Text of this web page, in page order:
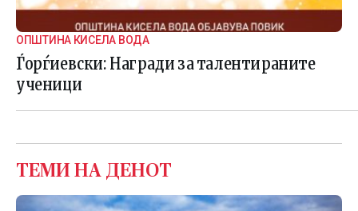
ОПШТИНА КИСЕЛА ВОДА
Ѓорѓиевски: Награди за талентираните
ученици
ТЕМИ НА ДЕНОТ